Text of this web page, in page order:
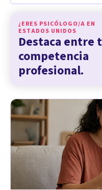
¿ERES PSICÓLOGO/A EN
ESTADOS UNIDOS
Destaca entre
competencia
profesional.